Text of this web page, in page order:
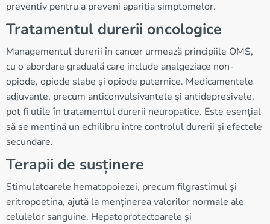
preventiv pentru a preveni apariția simptomelor.
Tratamentul durerii oncologice
Managementul durerii în cancer urmează principiile OMS,
cu o abordare graduală care include analgeziace non-
opiode, opiode slabe și opiode puternice. Medicamentele
adjuvante, precum anticonvulsivantele și antidepresivele,
pot fi utile în tratamentul durerii neuropatice. Este esențial
să se mențină un echilibru între controlul durerii și efectele
secundare.
Terapii de susținere
Stimulatoarele hematopoiezei, precum filgrastimul și
eritropoetina, ajută la menținerea valorilor normale ale
celulelor sanguine. Hepatoprotectoarele și